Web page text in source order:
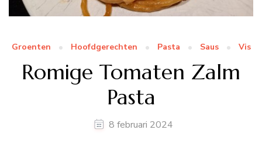
Groenten Hoofdgerechten Pasta Saus Vis
Romige Tomaten Zalm
Pasta
8 februari 2024